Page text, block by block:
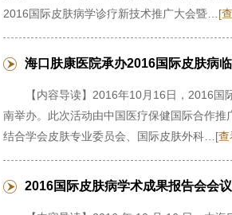
2016国际皮肤病学诊疗新技术推广大会暨… [
海口肤康医院承办2016国际皮肤病
【内容导读】2016年10月16日，2016
南举办。此次活动由中国医疗保健国际合作
结合学会皮肤专业委员会、国际皮肤外科… [
2016国际皮肤病学术成果报告会会